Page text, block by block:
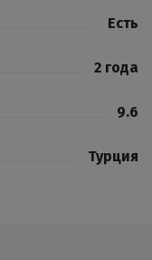
Есть
2 года
9.6
Турция